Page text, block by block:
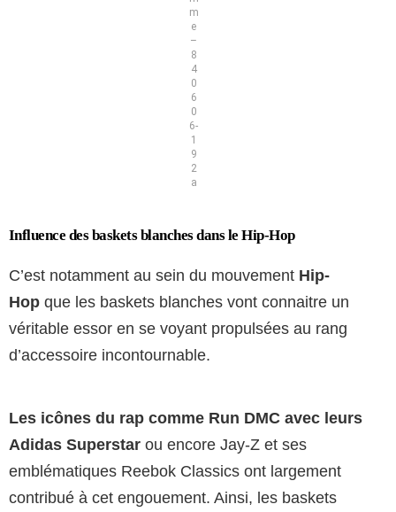
m
e
–
8
4
0
6
0
6-
1
9
2
a
Influence des baskets blanches dans le Hip-Hop
C’est notamment au sein du mouvement Hip-
Hop que les baskets blanches vont connaitre un
véritable essor en se voyant propulsées au rang
d’accessoire incontournable.
Les icônes du rap comme Run DMC avec leurs
Adidas Superstar ou encore Jay-Z et ses
emblématiques Reebok Classics ont largement
contribué à cet engouement. Ainsi, les baskets